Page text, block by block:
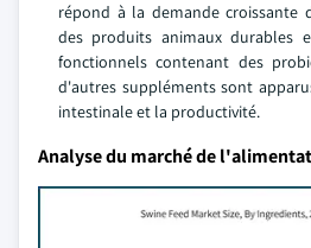
répond à la demande croissante
des produits animaux durables
fonctionnels contenant des
d'autres suppléments sont
intestinale et la productivité.
Analyse du marché de